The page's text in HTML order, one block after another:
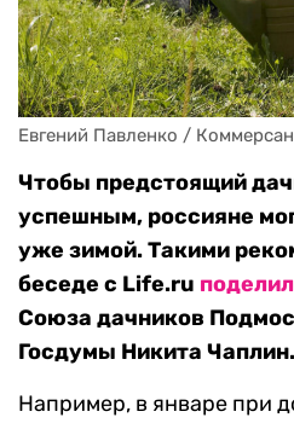
Евгений Павленко /
Чтобы предстоящий
успешным, россияне
уже зимой. Такими
беседе с Life.ru
Союза дачников
Госдумы Никита Чаплин.
Например, в январе при